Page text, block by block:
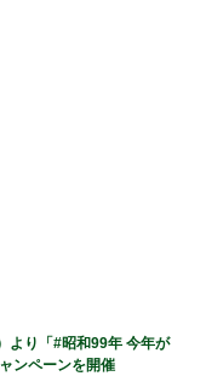
より「#昭和99年 今年が
ンペーンを開催